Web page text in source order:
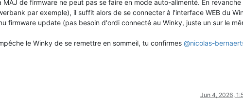
MAJ de firmware ne peut pas se faire en mode auto-alimenté. En revanche
par exemple), il suffit alors de se connecter à l'interface WEB du
firmware update (pas besoin d'ordi connecté au Winky, juste un sur le
le Winky de se remettre en sommeil, tu confirmes @nicolas-
Jun 4, 2026,